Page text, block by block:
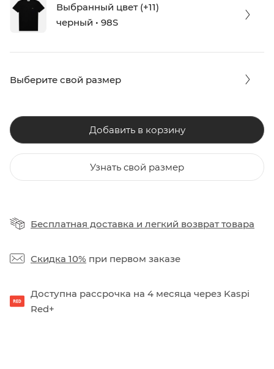
Выбранный цвет (+11)
черный • 98S
Выберите свой размер
Добавить в корзину
Узнать свой размер
Бесплатная доставка и легкий возврат товара
Скидка 10% при первом заказе
Доступна рассрочка на 4 месяца через Kaspi
Red+